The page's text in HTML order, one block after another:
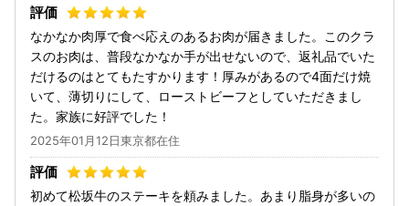
なかなか肉厚で食べ応えのあるお肉が届きました。このクラ
スのお肉は、普段なかなか手が出せないので、返礼品でいた
だけるのはとてもたすかります！厚みがあるので4面だけ焼
いて、薄切りにして、ローストビーフとしていただきまし
た。家族に好評でした！
2025年01月12日東京都在住
初めて松坂牛のステーキを頼みました。あまり脂身が多いの